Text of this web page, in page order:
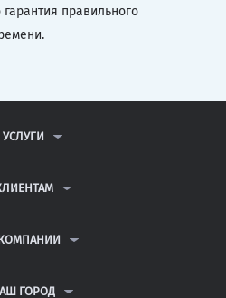
правильного
УСЛУГИ
РАБОТЫ
И ОТВЕТЫ
ГОРОД